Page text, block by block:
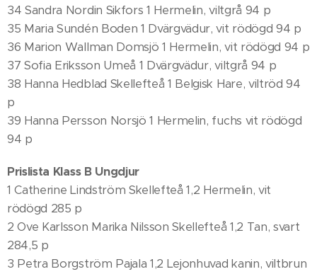
34 Sandra Nordin Sikfors 1 Hermelin, viltgrå 94 p
35 Maria Sundén Boden 1 Dvärgvädur, vit rödögd 94 p
36 Marion Wallman Domsjö 1 Hermelin, vit rödögd 94 p
37 Sofia Eriksson Umeå 1 Dvärgvädur, viltgrå 94 p
38 Hanna Hedblad Skellefteå 1 Belgisk Hare, viltröd 94
p
39 Hanna Persson Norsjö 1 Hermelin, fuchs vit rödögd
94 p
Prislista Klass B Ungdjur
1 Catherine Lindström Skellefteå 1,2 Hermelin, vit
rödögd 285 p
2 Ove Karlsson Marika Nilsson Skellefteå 1,2 Tan, svart
284,5 p
3 Petra Borgström Pajala 1,2 Lejonhuvad kanin, viltbrun